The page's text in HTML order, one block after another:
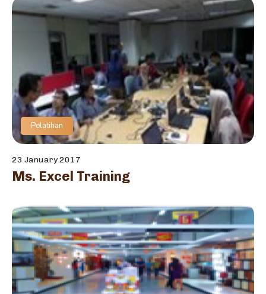
Pelatihan
23 January 2017
Ms. Excel Training